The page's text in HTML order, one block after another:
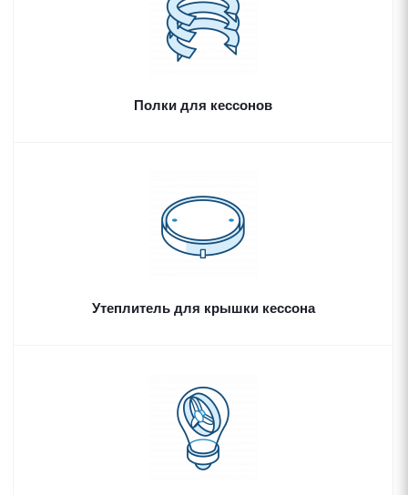
Полки для кессонов
Утеплитель для крышки кессона